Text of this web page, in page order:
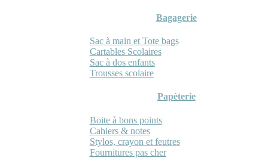
Bagagerie
Sac à main et Tote bags
Cartables Scolaires
Sac à dos enfants
Trousses scolaire
Papèterie
Boite à bons points
Cahiers & notes
Stylos, crayon et feutres
Fournitures pas cher